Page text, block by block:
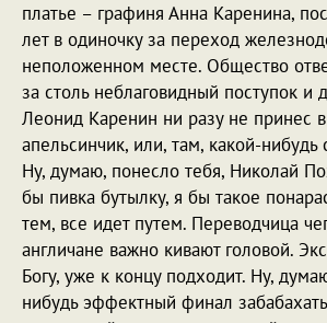
платье – графиня Анна Каренина,
лет в одиночку за переход
неположенном месте. Общество
за столь неблаговидный поступок
Леонид Каренин ни разу не принес
апельсинчик, или, там, какой-нибудь
Ну, думаю, понесло тебя, Николай
бы пивка бутылку, я бы такое
тем, все идет путем. Переводчица
англичане важно кивают головой.
Богу, уже к концу подходит. Ну,
нибудь эффектный финал